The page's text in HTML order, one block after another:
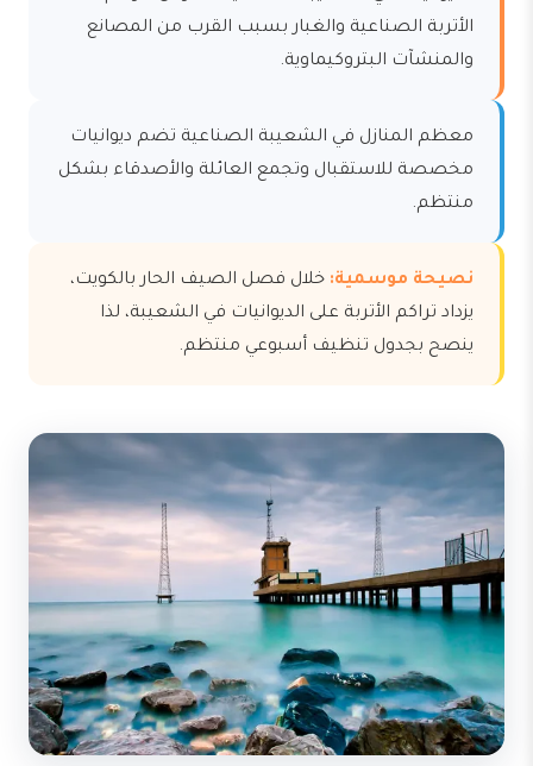
الأتربة الصناعية والغبار بسبب القرب من المصانع
والمنشآت البتروكيماوية.
معظم المنازل في الشعيبة الصناعية تضم ديوانيات
مخصصة للاستقبال وتجمع العائلة والأصدقاء بشكل
منتظم.
نصيحة موسمية: خلال فصل الصيف الحار بالكويت،
يزداد تراكم الأتربة على الديوانيات في الشعيبة، لذا
ينصح بجدول تنظيف أسبوعي منتظم.